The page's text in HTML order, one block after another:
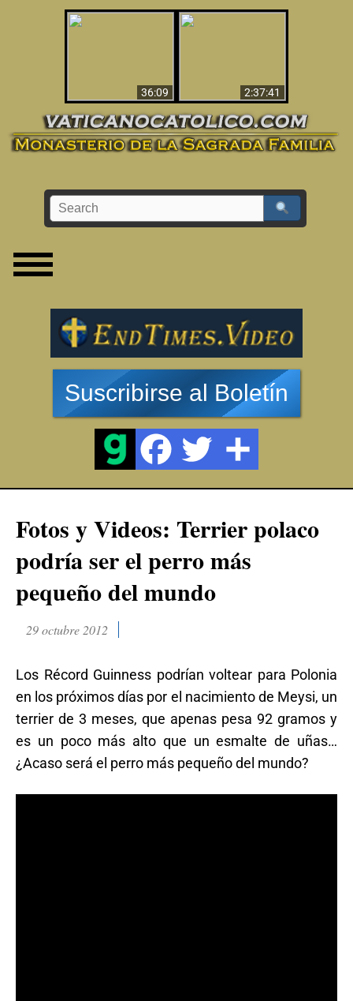
36:09
2:37:41
Suscribirse al Boletín
Fotos y Videos: Terrier polaco
podría ser el perro más
pequeño del mundo
29 octubre 2012
Los Récord Guinness podrían voltear para Polonia
en los próximos días por el nacimiento de Meysi, un
terrier de 3 meses, que apenas pesa 92 gramos y
es un poco más alto que un esmalte de uñas…
¿Acaso será el perro más pequeño del mundo?